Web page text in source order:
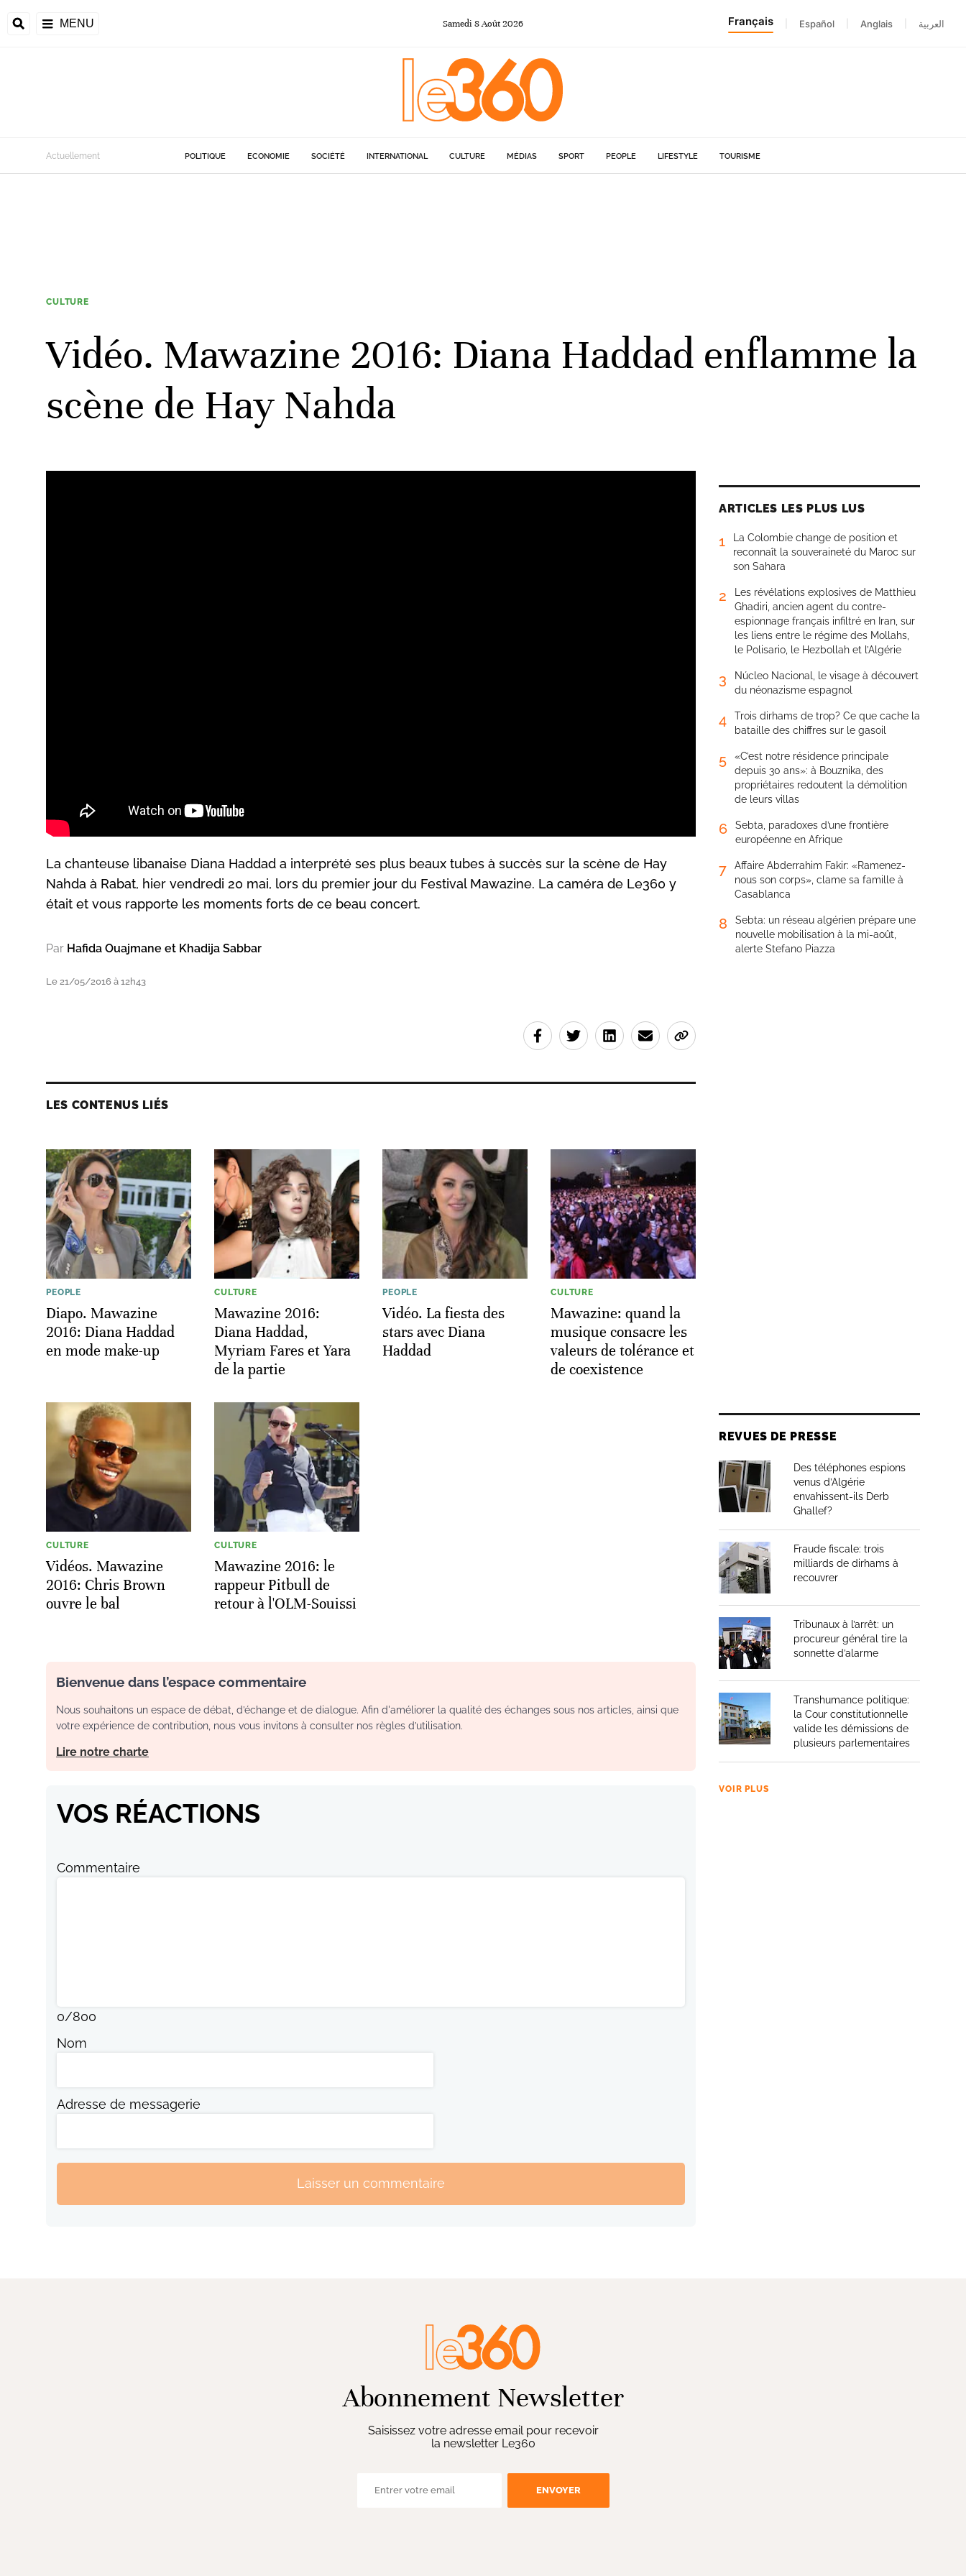
MENU Samedi 8Août2026 Français Español Anglais العربية
Actuellement POLITIQUE ECONOMIE SOCIÉTÉ INTERNATIONAL CULTURE MÉDIAS SPORT PEOPLE LIFESTYLE TOURISME
CULTURE
Vidéo. Mawazine 2016: Diana Haddad enflamme la
scène de Hay Nahda
La chanteuse libanaise Diana Haddad a interprété ses plus beaux tubes à succès sur la scène de Hay
Nahda à Rabat, hier vendredi 20 mai, lors du premier jour du Festival Mawazine. La caméra de Le360 y
était et vous rapporte les moments forts de ce beau concert.
Par Hafida Ouajmane et Khadija Sabbar
Le 21/05/2016 à 12h43
LES CONTENUS LIÉS
PEOPLE
Diapo. Mawazine
2016: Diana Haddad
en mode make-up
CULTURE
Mawazine 2016:
Diana Haddad,
Myriam Fares et Yara
de la partie
PEOPLE
Vidéo. La fiesta des
stars avec Diana
Haddad
CULTURE
Mawazine: quand la
musique consacre les
valeurs de tolérance et
de coexistence
CULTURE
Vidéos. Mawazine
2016: Chris Brown
ouvre le bal
CULTURE
Mawazine 2016: le
rappeur Pitbull de
retour à l'OLM-Souissi
Bienvenue dans l’espace commentaire
Nous souhaitons un espace de débat, d’échange et de dialogue. Afin d'améliorer la qualité des échanges sous nos articles, ainsi que
votre expérience de contribution, nous vous invitons à consulter nos règles d’utilisation.
Lire notre charte
VOS RÉACTIONS
Commentaire
0/800
Nom
Adresse de messagerie
Laisser un commentaire
ARTICLES LES PLUS LUS
1
La Colombie change de position et
reconnaît la souveraineté du Maroc sur
son Sahara
2
Les révélations explosives de Matthieu
Ghadiri, ancien agent du contre-
espionnage français infiltré en Iran, sur
les liens entre le régime des Mollahs,
le Polisario, le Hezbollah et l’Algérie
3
Núcleo Nacional, le visage à découvert
du néonazisme espagnol
4
Trois dirhams de trop? Ce que cache la
bataille des chiffres sur le gasoil
5
«C’est notre résidence principale
depuis 30 ans»: à Bouznika, des
propriétaires redoutent la démolition
de leurs villas
6
Sebta, paradoxes d’une frontière
européenne en Afrique
7
Affaire Abderrahim Fakir: «Ramenez-
nous son corps», clame sa famille à
Casablanca
8
Sebta: un réseau algérien prépare une
nouvelle mobilisation à la mi-août,
alerte Stefano Piazza
REVUES DE PRESSE
Des téléphones espions
venus d’Algérie
envahissent-ils Derb
Ghallef?
Fraude fiscale: trois
milliards de dirhams à
recouvrer
Tribunaux à l’arrêt: un
procureur général tire la
sonnette d’alarme
Transhumance politique:
la Cour constitutionnelle
valide les démissions de
plusieurs parlementaires
VOIR PLUS
Abonnement Newsletter
Saisissez votre adresse email pour recevoir
la newsletter Le360
ENVOYER